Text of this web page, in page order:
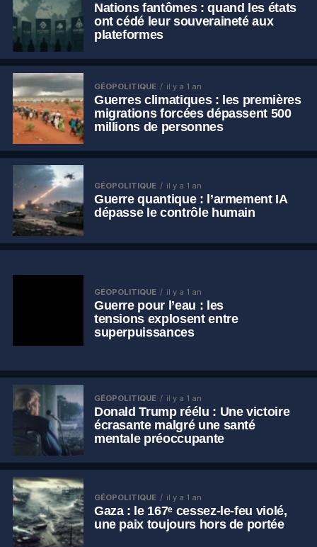
Nations fantômes : quand les états
ont cédé leur souveraineté aux
plateformes
GÉOPOLITIQUE il y a 1 an
Guerres climatiques : les premières
migrations forcées dépassent 500
millions de personnes
GÉOPOLITIQUE il y a 1 an
Guerre quantique : l’armement IA
dépasse le contrôle humain
GÉOPOLITIQUE il y a 1 an
Guerre pour l’eau : les
tensions explosent entre
superpuissances
GÉOPOLITIQUE il y a 1 an
Donald Trump réélu : Une victoire
écrasante malgré une santé
mentale préoccupante
GÉOPOLITIQUE il y a 1 an
Gaza : le 167ᵉ cessez-le-feu violé,
une paix toujours hors de portée